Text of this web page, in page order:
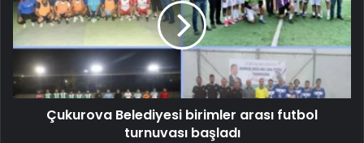
Çukurova Belediyesi birimler arası futbol
turnuvası başladı